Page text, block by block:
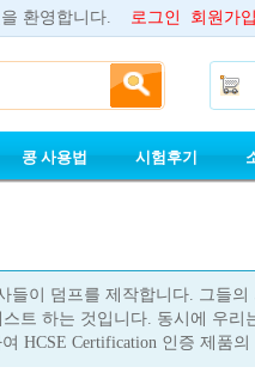
을 환영합니다. 로그인 회원가입
콩 사용법 시험후기
들이 덤프를 제작합니다. 그들의
트 하는 것입니다. 동시에 우리
HCSE Certification 인증 제품